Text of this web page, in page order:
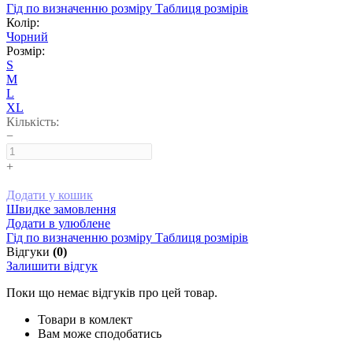
Гід по визначенню розміру Таблиця розмірів
Колір:
Чорний
Розмір:
S
M
L
XL
Кількість:
−
+
Додати у кошик
Швидке замовлення
Додати в улюблене
Гід по визначенню розміру Таблиця розмірів
Відгуки (0)
Залишити відгук
Поки що немає відгуків про цей товар.
Товари в комлект
Вам може сподобатись